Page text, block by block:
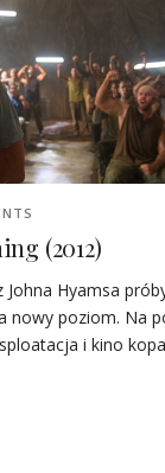
(2012)
Hyamsa
nowy poziom. Na
i kino